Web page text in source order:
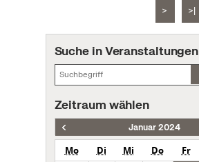
> >|
Suche in Veranstaltungen
Zeitraum wählen
Januar 2024
Mo Di Mi Do Fr